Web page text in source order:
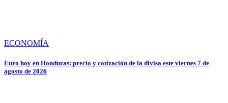
ECONOMÍA
Euro hoy en Honduras: precio y cotización de la divisa este viernes 7 de
agosto de 2026